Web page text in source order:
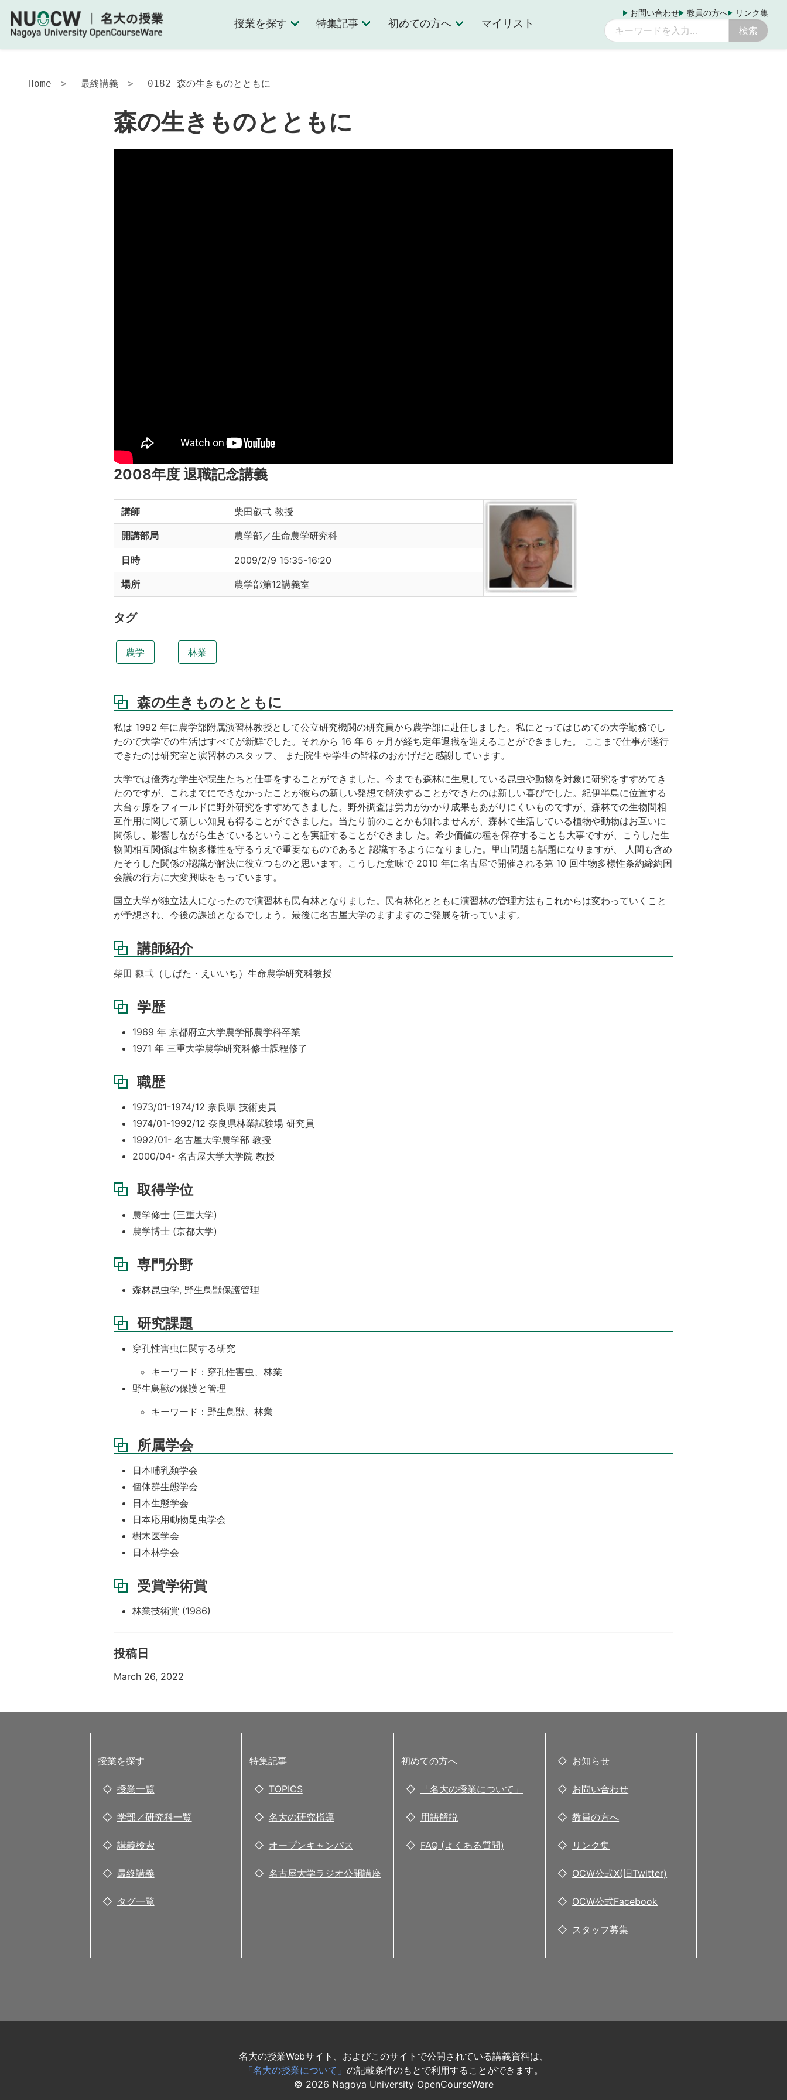
授業を探す 特集記事 初めての方へ マイリスト
お問い合わせ 教員の方へ リンク集
Home 最終講義 0182-森の生きものとともに
森の生きものとともに
2008年度 退職記念講義
講師 柴田叡弌 教授
開講部局 農学部／生命農学研究科
日時 2009/2/9 15:35-16:20
場所 農学部第12講義室
タグ
農学 林業
森の生きものとともに
私は 1992 年に農学部附属演習林教授として公立研究機関の研究員から農学部に赴任しました。私にとってはじめての大学勤務でし
たので大学での生活はすべてが新鮮でした。それから 16 年 6 ヶ月が経ち定年退職を迎えることができました。 ここまで仕事が遂行
できたのは研究室と演習林のスタッフ、 また院生や学生の皆様のおかげだと感謝しています。
大学では優秀な学生や院生たちと仕事をすることができました。今までも森林に生息している昆虫や動物を対象に研究をすすめてき
たのですが、これまでにできなかったことが彼らの新しい発想で解決することができたのは新しい喜びでした。紀伊半島に位置する
大台ヶ原をフィールドに野外研究をすすめてきました。野外調査は労力がかかり成果もあがりにくいものですが、森林での生物間相
互作用に関して新しい知見も得ることができました。当たり前のことかも知れませんが、森林で生活している植物や動物はお互いに
関係し、影響しながら生きているということを実証することができまし た。希少価値の種を保存することも大事ですが、こうした生
物間相互関係は生物多様性を守るうえで重要なものであると 認識するようになりました。里山問題も話題になりますが、 人間も含め
たそうした関係の認識が解決に役立つものと思います。こうした意味で 2010 年に名古屋で開催される第 10 回生物多様性条約締約国
会議の行方に大変興味をもっています。
国立大学が独立法人になったので演習林も民有林となりました。民有林化とともに演習林の管理方法もこれからは変わっていくこと
が予想され、今後の課題となるでしょう。最後に名古屋大学のますますのご発展を祈っています。
講師紹介
柴田 叡弌（しばた・えいいち）生命農学研究科教授
学歴
1969 年 京都府立大学農学部農学科卒業
1971 年 三重大学農学研究科修士課程修了
職歴
1973/01-1974/12 奈良県 技術吏員
1974/01-1992/12 奈良県林業試験場 研究員
1992/01- 名古屋大学農学部 教授
2000/04- 名古屋大学大学院 教授
取得学位
農学修士 (三重大学)
農学博士 (京都大学)
専門分野
森林昆虫学, 野生鳥獣保護管理
研究課題
穿孔性害虫に関する研究
キーワード：穿孔性害虫、林業
野生鳥獣の保護と管理
キーワード：野生鳥獣、林業
所属学会
日本哺乳類学会
個体群生態学会
日本生態学会
日本応用動物昆虫学会
樹木医学会
日本林学会
受賞学術賞
林業技術賞 (1986)
投稿日
March 26, 2022
授業を探す
授業一覧
学部／研究科一覧
講義検索
最終講義
タグ一覧
特集記事
TOPICS
名大の研究指導
オープンキャンパス
名古屋大学ラジオ公開講座
初めての方へ
「名大の授業について」
用語解説
FAQ (よくある質問)
お知らせ
お問い合わせ
教員の方へ
リンク集
OCW公式X(旧Twitter)
OCW公式Facebook
スタッフ募集
名大の授業Webサイト、およびこのサイトで公開されている講義資料は、
「名大の授業について」 の記載条件のもとで利用することができます。
© 2026 Nagoya University OpenCourseWare